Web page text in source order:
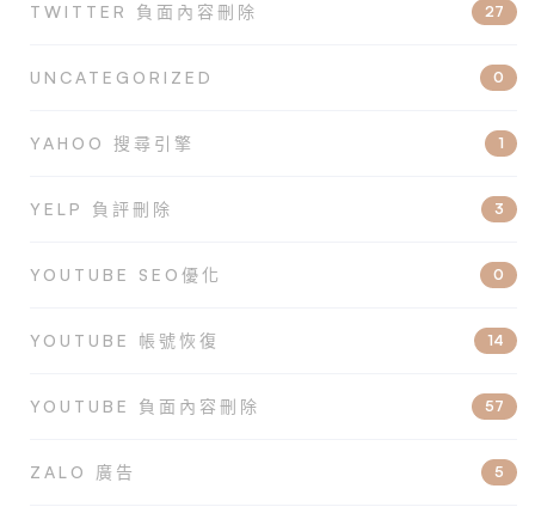
TWITTER 負面內容刪除 27
UNCATEGORIZED 0
YAHOO 搜尋引擎 1
YELP 負評刪除 3
YOUTUBE SEO優化 0
YOUTUBE 帳號恢復 14
YOUTUBE 負面內容刪除 57
ZALO 廣告 5